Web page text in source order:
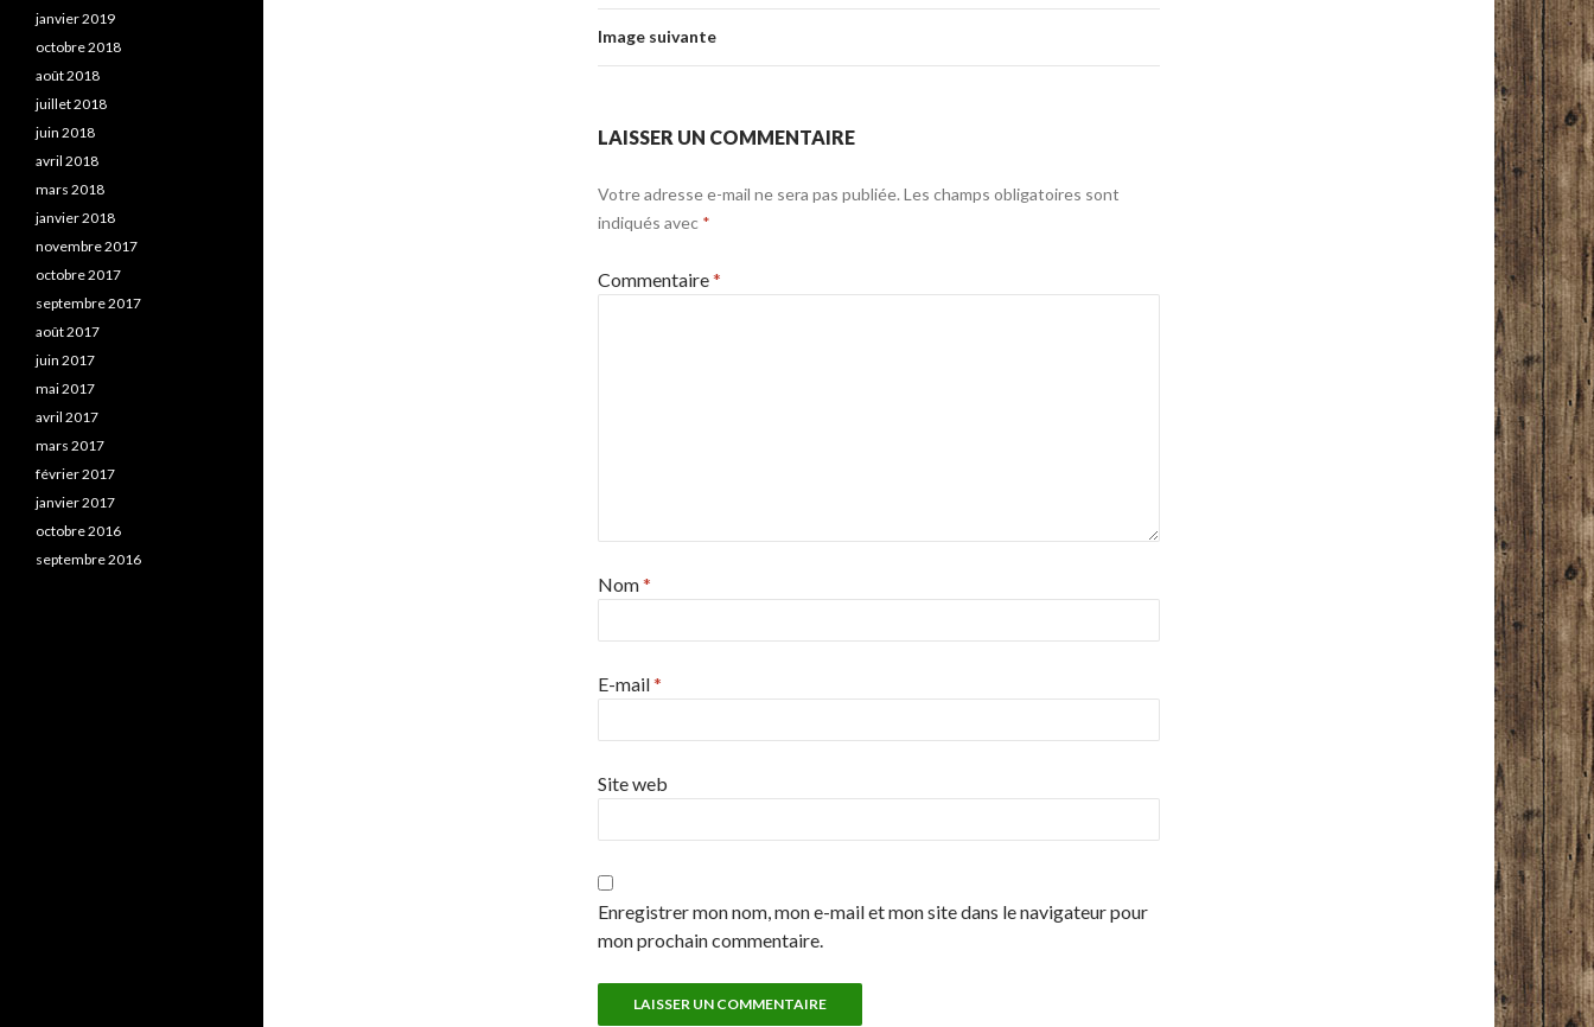
Image suivante
LAISSER UN COMMENTAIRE
Votre adresse e-mail ne sera pas publiée.Les champs obligatoires sont
indiqués avec *
Commentaire*
Nom*
E-mail*
Site web
Enregistrer mon nom, mon e-mail et mon site dans le navigateur pour
mon prochain commentaire.
janvier 2019
octobre 2018
août 2018
juillet 2018
juin 2018
avril 2018
mars 2018
janvier 2018
novembre 2017
octobre 2017
septembre 2017
août 2017
juin 2017
mai 2017
avril 2017
mars 2017
février 2017
janvier 2017
octobre 2016
septembre 2016